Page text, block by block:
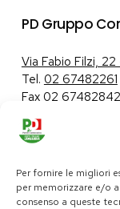
Per fornire le migliori
per memorizzare e/o
consenso a queste
PD Gruppo
Via Fabio Filzi, 22
Tel. 02 67482261
Fax 02 67482842
Tutela dei dati